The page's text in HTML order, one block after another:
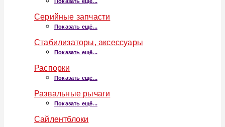
Серийные запчасти
Показать ещё...
Стабилизаторы, аксессуары
Показать ещё...
Распорки
Показать ещё...
Развальные рычаги
Показать ещё...
Сайлентблоки